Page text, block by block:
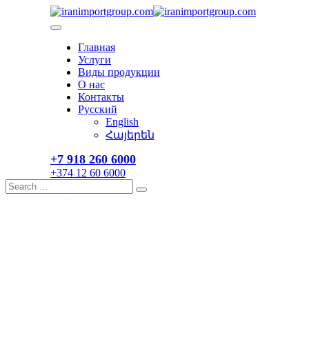
Главная
Услуги
Виды продукции
О нас
Контакты
Русский
English
Հայերեն
+7 918 260 6000​
+374 12 60 6000
Search
for:
Search